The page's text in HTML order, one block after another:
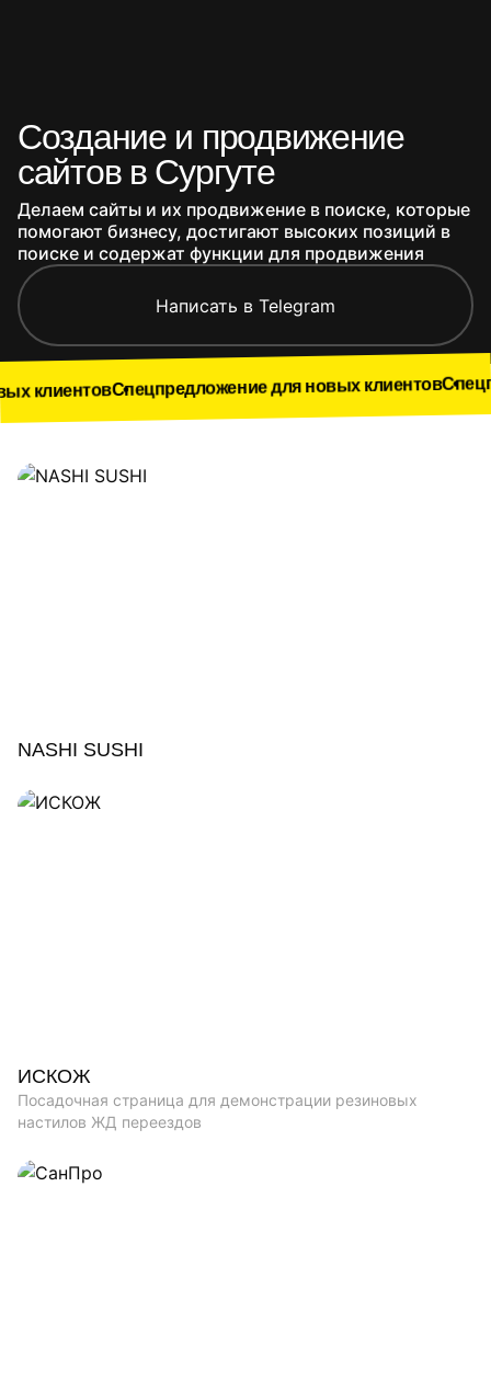
Создание и продвижение
сайтов в Сургуте
Делаем сайты и их продвижение в поиске, которые
помогают бизнесу, достигают высоких позиций в
поиске и содержат функции для продвижения
Написать в Telegram
Спецпредложение для новых клиентов
Наши работы
NASHI SUSHI
ИСКОЖ
Посадочная страница для демонстрации резиновых
настилов ЖД переездов